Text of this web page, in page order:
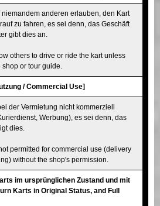
niemandem anderen erlauben, den Kart
zu fahren, es sei denn, das Geschäft
gibt dies an.
others to drive or ride the kart unless
or tour guide.
/ Commercial Use]
der Vermietung nicht kommerziell
Werbung), es sei denn, das
dies.
permitted for commercial use (delivery
without the shop's permission.
im ursprünglichen Zustand und mit
Karts in Original Status, and Full